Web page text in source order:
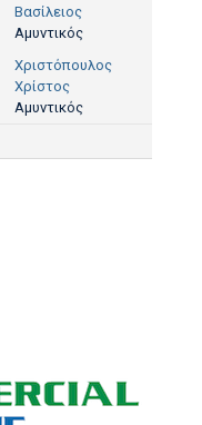
Βασίλειος
Αμυντικός
Χριστόπουλος
Χρίστος
Αμυντικός